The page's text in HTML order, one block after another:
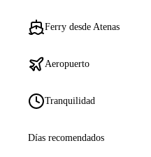
Ferry desde Atenas
Aeropuerto
Tranquilidad
Días recomendados